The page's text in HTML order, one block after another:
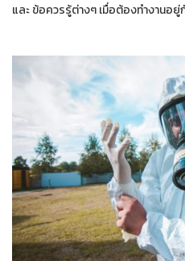
และ ข้อควรรู้ต่างๆ เมื่อต้องทำงานอยู่